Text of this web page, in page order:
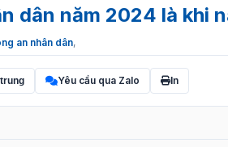
dân năm 2024 là khi
an nhân dân,
Yêu cầu qua Zalo In